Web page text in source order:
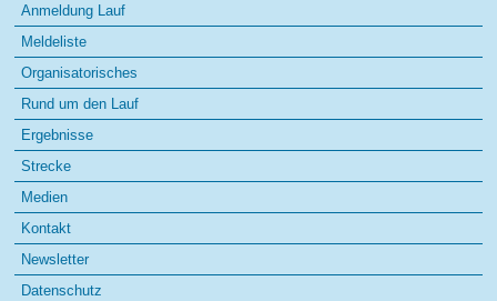
Anmeldung Lauf
Meldeliste
Organisatorisches
Rund um den Lauf
Ergebnisse
Strecke
Medien
Kontakt
Newsletter
Datenschutz